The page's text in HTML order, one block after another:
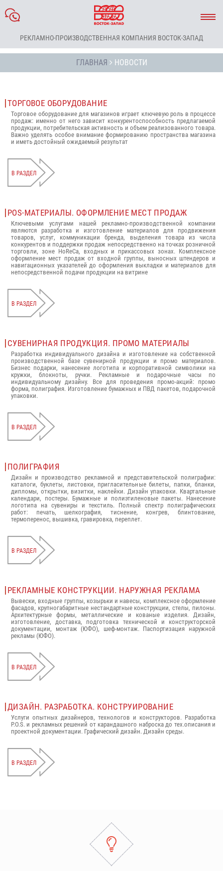
РЕКЛАМНО-ПРОИЗВОДСТВЕННАЯ КОМПАНИЯ ВОСТОК-ЗАПАД
ГЛАВНАЯ НОВОСТИ
ТОРГОВОЕ ОБОРУДОВАНИЕ
Торговое оборудование для магазинов играет ключевую роль в процессе
продаж: именно от него зависит конкурентоспособность предлагаемой
продукции, потребительская активность и объем реализованного товара.
Важно уделять особое внимание формированию пространства магазина
и иметь достойный ожидаемый результат
В РАЗДЕЛ
POS-МАТЕРИАЛЫ. ОФОРМЛЕНИЕ МЕСТ ПРОДАЖ
Ключевыми услугами нашей рекламно-производственной компании
являются разработка и изготовление материалов для продвижения
товаров, услуг, коммуникации бренда, выделения товара из числа
конкурентов и поддержки продаж непосредственно на точках розничной
торговли, зоне HoReCa, входных и прикассовых зонах. Комплексное
оформление мест продаж от входной группы, выносных штендеров и
навигационных указателей до оформления выкладки и материалов для
непосредственной подачи продукции на витрине
В РАЗДЕЛ
СУВЕНИРНАЯ ПРОДУКЦИЯ. ПРОМО МАТЕРИАЛЫ
Разработка индивидуального дизайна и изготовление на собственной
производственной базе сувенирной продукции и промо материалов.
Бизнес подарки, нанесение логотипа и корпоративной символики на
кружки, блокноты, ручки. Рекламные и подарочные часы по
индивидуальному дизайну. Все для проведения промо-акций: промо
форма, полиграфия. Изготовление бумажных и ПВД пакетов, подарочной
упаковки.
В РАЗДЕЛ
ПОЛИГРАФИЯ
Дизайн и производство рекламной и представительской полиграфии:
каталоги, буклеты, листовки, пригласительные билеты, папки, бланки,
дипломы, открытки, визитки, наклейки. Дизайн упаковки. Квартальные
календари, постеры. Бумажные и полиэтиленовые пакеты. Нанесение
логотипа на сувениры и текстиль. Полный спектр полиграфических
работ: печать, шелкография, тиснение, конгрев, блинтование,
термоперенос, вышивка, гравировка, переплет.
В РАЗДЕЛ
РЕКЛАМНЫЕ КОНСТРУКЦИИ. НАРУЖНАЯ РЕКЛАМА
Вывески, входные группы, козырьки и навесы, комплексное оформление
фасадов, крупногабаритные нестандартные конструкции, стелы, пилоны.
Архитектурные формы, металлические и кованые изделия. Дизайн,
изготовление, доставка, подготовка технической и конструкторской
документации, монтаж (ЮФО), шеф-монтаж. Паспортизация наружной
рекламы (ЮФО).
В РАЗДЕЛ
ДИЗАЙН. РАЗРАБОТКА. КОНСТРУИРОВАНИЕ
Услуги опытных дизайнеров, технологов и конструкторов. Разработка
P.O.S. и рекламных решений от карандашного наброска до тех.описания и
проектной документации. Графический дизайн. Дизайн среды.
В РАЗДЕЛ